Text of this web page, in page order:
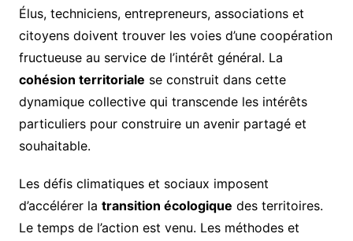
Élus, techniciens, entrepreneurs, associations et
citoyens doivent trouver les voies d’une coopération
fructueuse au service de l’intérêt général. La
cohésion territoriale se construit dans cette
dynamique collective qui transcende les intérêts
particuliers pour construire un avenir partagé et
souhaitable.
Les défis climatiques et sociaux imposent
d’accélérer la transition écologique des territoires.
Le temps de l’action est venu. Les méthodes et